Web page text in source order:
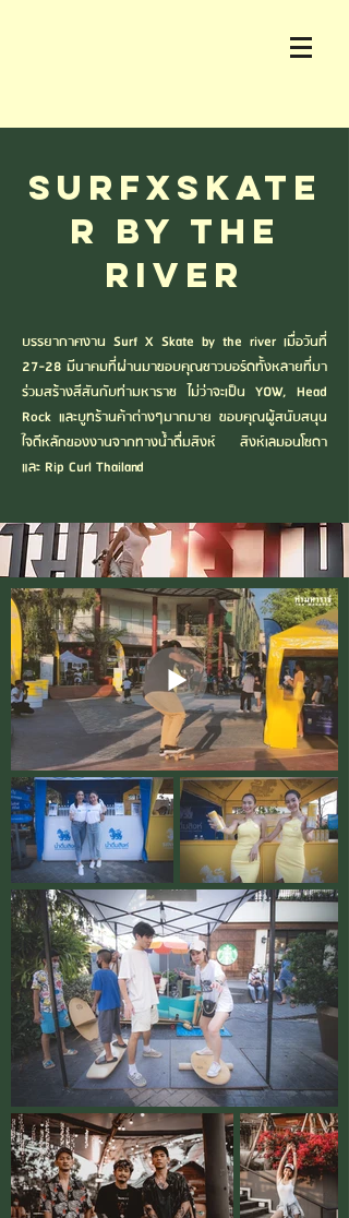
SURFxSKATE
R by The
River
บรรยากาศงาน Surf X Skate by the river เมื่อวันที่
27-28 มีนาคมที่ผ่านมาขอบคุณชาวบอร์ดทั้งหลายที่มา
ร่วมสร้างสีสันกับท่ามหาราช ไม่ว่าจะเป็น YOW, Head
Rock และบูทร้านค้าต่างๆมากมาย ขอบคุณผู้สนับสนุน
ใจดีหลักของงานจากทางน้ำดื่มสิงห์ สิงห์เลมอนโซดา
และ Rip Curl Thailand